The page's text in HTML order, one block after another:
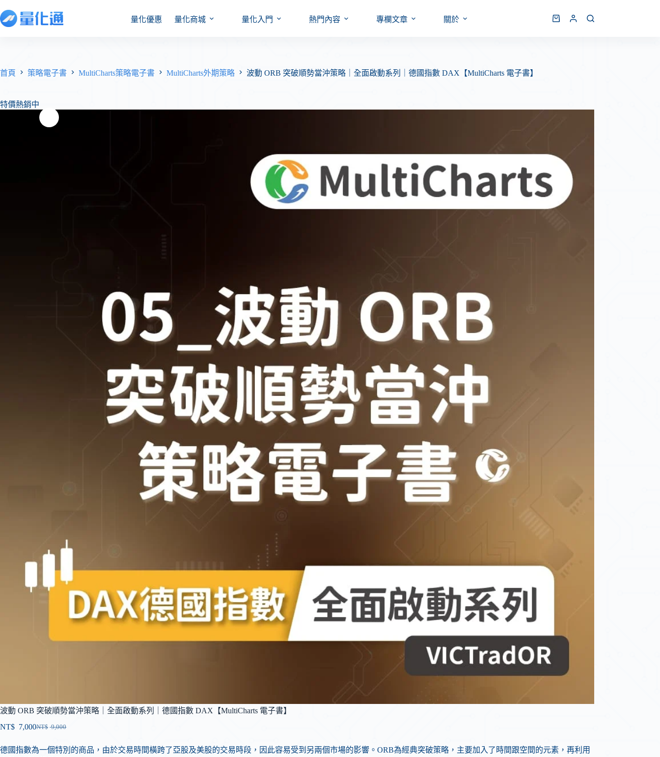
量化優惠 量化商城 量化入門 熱門內容 專欄文章 關於
首頁 策略電子書 MultiCharts策略電子書 MultiCharts外期策略 波動 ORB 突破順勢當沖策略｜全面啟動系列｜德國指數 DAX【MultiCharts 電子書】
特價熱銷中
波動 ORB 突破順勢當沖策略｜全面啟動系列｜德國指數 DAX【MultiCharts 電子書】
NT$ 9,000
NT$ 7,000
德國指數為一個特別的商品，由於交易時間橫跨了亞股及美股的交易時段，因此容易受到另兩個市場的影響。ORB為經典突破策略，主要加入了時間跟空間的元素，再利用